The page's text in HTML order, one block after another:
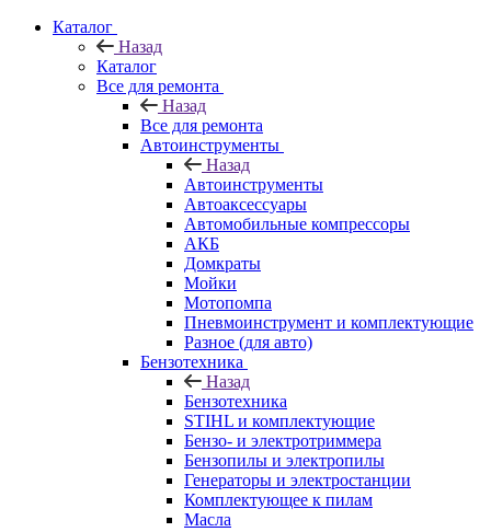
Каталог
Назад
Каталог
Все для ремонта
Назад
Все для ремонта
Автоинструменты
Назад
Автоинструменты
Автоаксессуары
Автомобильные компрессоры
АКБ
Домкраты
Мойки
Мотопомпа
Пневмоинструмент и комплектующие
Разное (для авто)
Бензотехника
Назад
Бензотехника
STIHL и комплектующие
Бензо- и электротриммера
Бензопилы и электропилы
Генераторы и электростанции
Комплектующее к пилам
Масла